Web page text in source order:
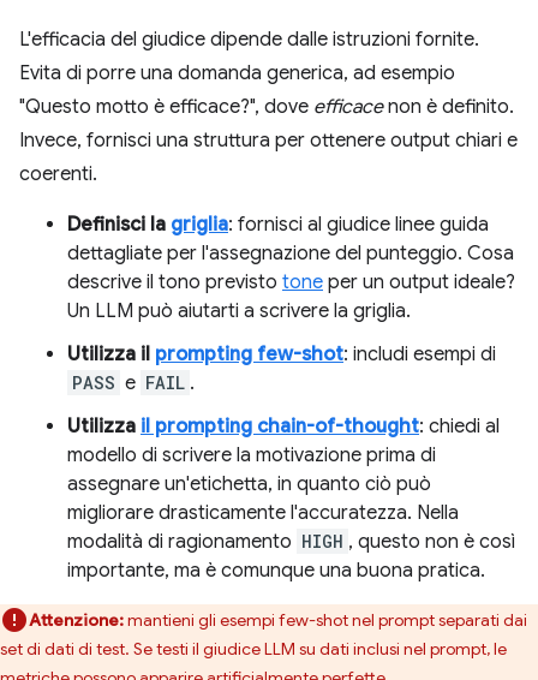
L'efficacia del giudice dipende dalle istruzioni fornite.
Evita di porre una domanda generica, ad esempio
"Questo motto è efficace?", dove efficacenon è definito.
Invece, fornisci una struttura per ottenere output chiari e
coerenti.
Definisci la griglia: fornisci al giudice linee guida
dettagliate per l'assegnazione del punteggio. Cosa
descrive il tono previsto tone per un output ideale?
Un LLM può aiutarti a scrivere la griglia.
Utilizza il prompting few-shot: includi esempi di
PASS e FAIL .
Utilizza il prompting chain-of-thought: chiedi al
modello di scrivere la motivazione prima di
assegnare un'etichetta, in quanto ciò può
migliorare drasticamente l'accuratezza. Nella
modalità di ragionamento HIGH , questo non è così
importante, ma è comunque una buona pratica.
Attenzione:mantieni gli esempi few-shot nel prompt separati dai
set di dati di test. Se testi il giudice LLM su dati inclusi nel prompt, le